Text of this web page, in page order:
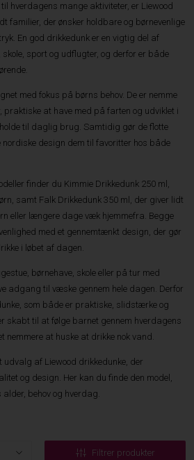
hverdagens mange aktiviteter, er Liewood
familier, der ønsker holdbare og børnevenlige
En god drikkedunk er en vigtig del af
sport og udflugter, og derfor er både
med fokus på børns behov. De er nemme
at have med på farten og udviklet i
til daglig brug. Samtidig gør de flotte
design dem til favoritter hos både
finder du Kimmie Drikkedunk 250 ml,
samt Falk Drikkedunk 350 ml, der giver lidt
eller længere dage væk hjemmefra. Begge
med et gennemtænkt design, der gør
i løbet af dagen.
børnehave, skole eller på tur med
adgang til væske gennem hele dagen. Derfor
som både er praktiske, slidstærke og
skabt til at følge barnet gennem hverdagens
nemmere at huske at drikke nok vand.
udvalg af Liewood drikkedunke, der
og design. Her kan du finde den model,
behov og hverdag.
Filtrer produkter